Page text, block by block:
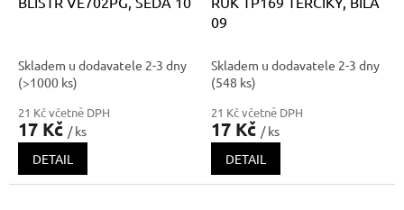
Skladem u dodavatele 2-3 dny
(>1000 ks)
21 Kč včetně DPH
17 Kč / ks
DETAIL
09
Skladem u dodavatele 2-3 dny
(548 ks)
21 Kč včetně DPH
17 Kč / ks
DETAIL